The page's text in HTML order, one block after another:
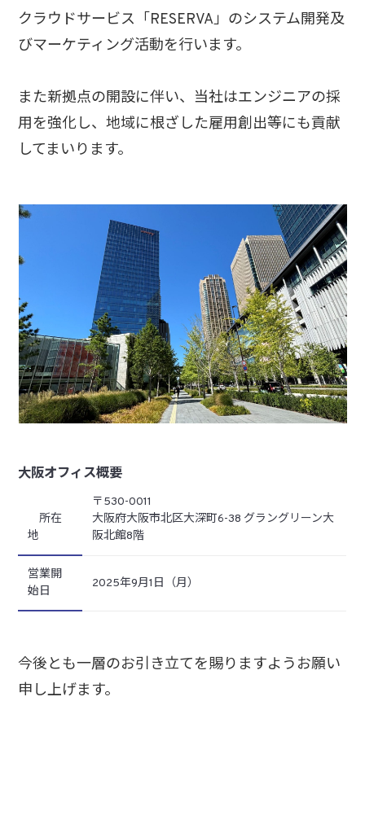
クラウドサービス「RESERVA」のシステム開発及
びマーケティング活動を行います。
また新拠点の開設に伴い、当社はエンジニアの採
用を強化し、地域に根ざした雇用創出等にも貢献
してまいります。
大阪オフィス概要
所在
地
〒530-0011
大阪府大阪市北区大深町6-38 グラングリーン大
阪北館8階
営業開
始日
2025年9月1日（月）
今後とも一層のお引き立てを賜りますようお願い
申し上げます。